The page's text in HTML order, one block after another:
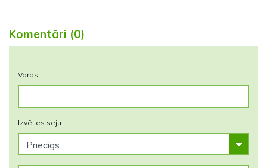
Komentāri (0)
Vārds:
Izvēlies seju: